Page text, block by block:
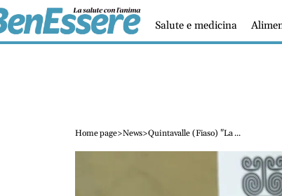
Salute e medicina
Home page>News>Quintavalle (Fiaso) "La ...